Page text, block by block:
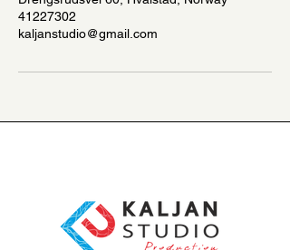
41227302
kaljanstudio@gmail.com